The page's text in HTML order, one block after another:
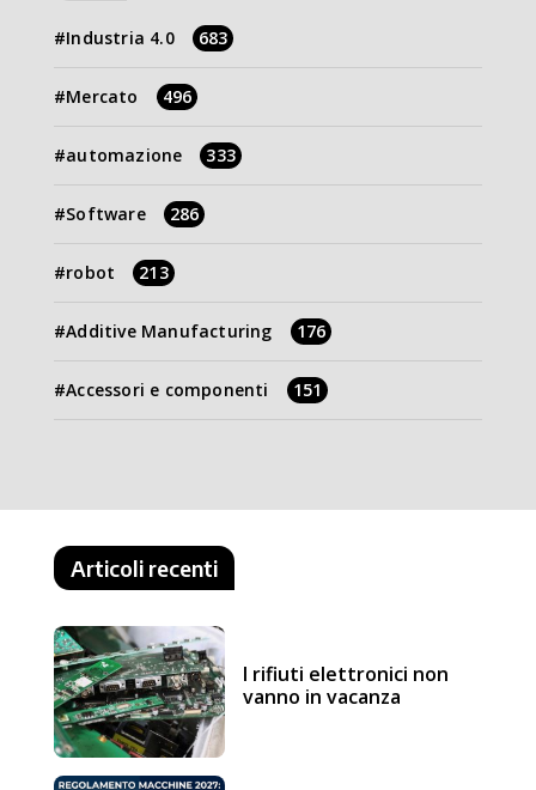
Industria 4.0 683
Mercato 496
automazione 333
Software 286
robot 213
Additive Manufacturing 176
Accessori e componenti 151
Articoli recenti
I rifiuti elettronici non
vanno in vacanza